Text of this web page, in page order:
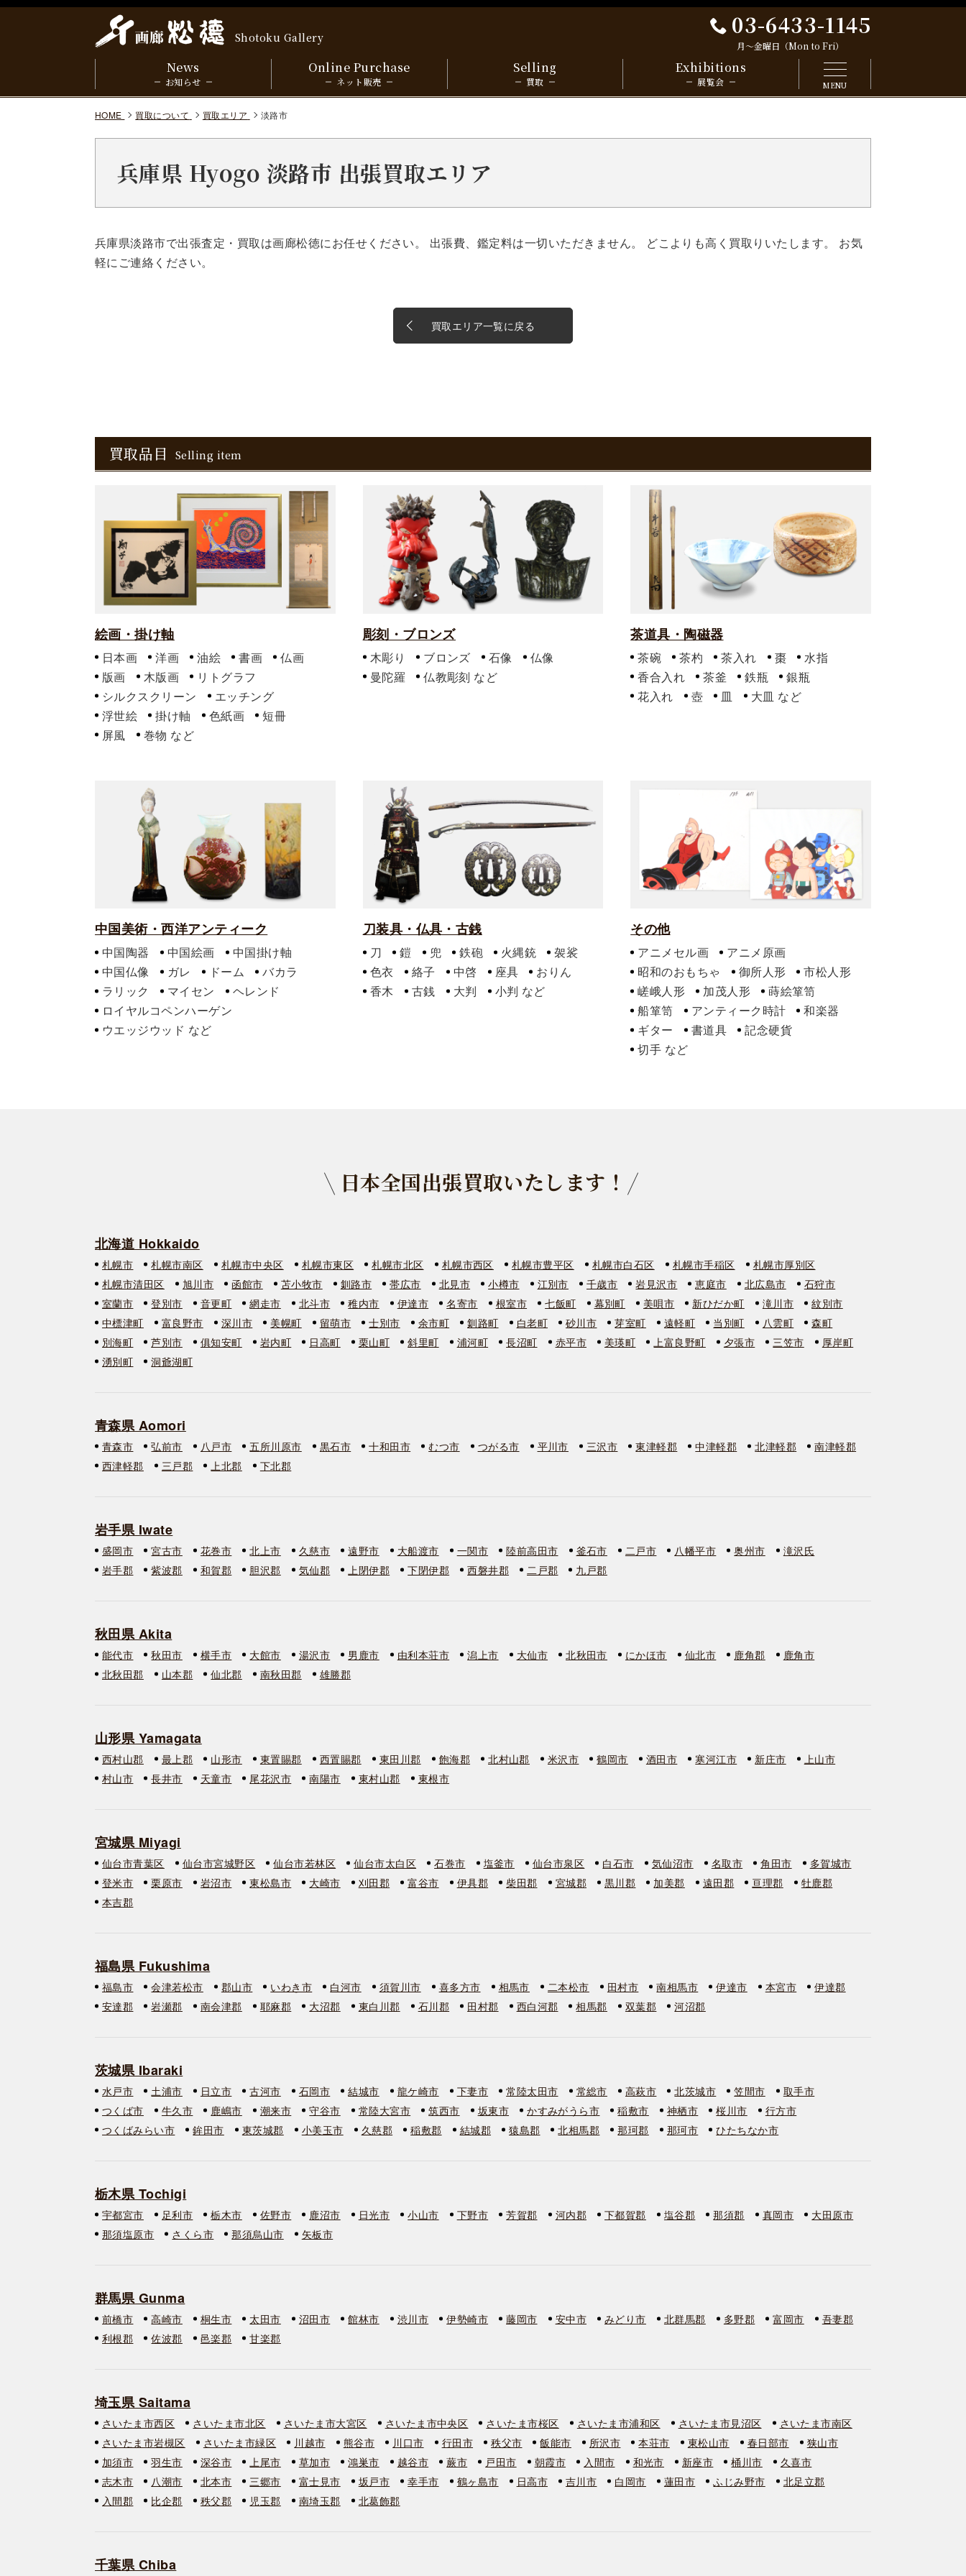
Shotoku Gallery 03-6433-1145
月～金曜日（Mon to Fri）
MENU
News
お知らせ
Online Purchase
ネット販売
Selling
買取
Exhibitions
展覧会
HOME 買取について 買取エリア 淡路市
兵庫県 Hyogo 淡路市 出張買取エリア
兵庫県淡路市で出張査定・買取は画廊松徳にお任せください。 出張費、鑑定料は一切いただきません。 どこよりも高く買取りいたします。 お気
軽にご連絡ください。
買取エリア一覧に戻る
買取品目 Selling item
絵画・掛け軸
日本画 洋画 油絵 書画
仏画
版画
木版画
リトグラフ
シルクスクリーン
エッチング
浮世絵
掛け軸 色紙画
短冊
屏風
巻物
彫刻・ブロンズ
木彫り ブロンズ 石像
仏像
曼陀羅
仏教彫刻
茶道具・陶磁器
茶碗 茶杓 茶入れ 棗
水指
香合入れ
茶釜 鉄瓶
銀瓶
花入れ
壺 皿 大皿
中国美術・西洋アンティーク
中国陶器 中国絵画
中国掛け軸
中国仏像
ガレ ドーム
バカラ
ラリック
マイセン
ヘレンド
ロイヤルコペンハーゲン
ウエッジウッド
刀装具・仏具・古銭
刀 鎧 兜 鉄砲 火縄銃
袈裟
色衣
絡子 中啓 座具
おりん
香木
古銭 大判 小判
その他
アニメセル画
アニメ原画
昭和のおもちゃ
御所人形
市松人形
嵯峨人形
加茂人形
蒔絵箪笥
船箪笥
アンティーク時計
和楽器
ギター
書道具
記念硬貨
切手
日本全国出張買取いたします！
北海道 Hokkaido
札幌市 札幌市南区 札幌市中央区 札幌市東区 札幌市北区 札幌市西区 札幌市豊平区 札幌市白石区 札幌市手稲区
札幌市厚別区
札幌市清田区
旭川市 函館市 苫小牧市 釧路市 帯広市 北見市 小樽市 江別市 千歳市 岩見沢市 恵庭市 北広島市
石狩市
室蘭市
登別市 音更町 網走市 北斗市 稚内市 伊達市 名寄市 根室市 七飯町 幕別町 美唄市 新ひだか町 滝川市
紋別市
中標津町
富良野市 深川市 美幌町 留萌市 士別市 余市町 釧路町 白老町 砂川市 芽室町 遠軽町 当別町 八雲町
森町
別海町
芦別市 俱知安町 岩内町 日高町 栗山町 斜里町 浦河町 長沼町 赤平市 美瑛町 上富良野町 夕張市 三笠市
厚岸町
湧別町
洞爺湖町
青森県 Aomori
青森市 弘前市 八戸市 五所川原市 黒石市 十和田市 むつ市 つがる市 平川市 三沢市 東津軽郡 中津軽郡 北津軽郡
南津軽郡
西津軽郡
三戸郡 上北郡 下北郡
岩手県 Iwate
盛岡市 宮古市 花巻市 北上市 久慈市 遠野市 大船渡市 一関市 陸前高田市 釜石市 二戸市 八幡平市 奥州市
滝沢氏
岩手郡
紫波郡 和賀郡 胆沢郡 気仙郡 上閉伊郡 下閉伊郡 西磐井郡 二戸郡 九戸郡
秋田県 Akita
能代市 秋田市 横手市 大館市 湯沢市 男鹿市 由利本荘市 潟上市 大仙市 北秋田市 にかほ市 仙北市 鹿角郡
鹿角市
北秋田郡
山本郡 仙北郡 南秋田郡 雄勝郡
山形県 Yamagata
西村山郡 最上郡 山形市 東置賜郡 西置賜郡 東田川郡 飽海郡 北村山郡 米沢市 鶴岡市 酒田市 寒河江市 新庄市
上山市
村山市
長井市 天童市 尾花沢市 南陽市 東村山郡 東根市
宮城県 Miyagi
仙台市青葉区 仙台市宮城野区 仙台市若林区 仙台市太白区 石巻市 塩釜市 仙台市泉区 白石市 気仙沼市 名取市 角田市
多賀城市
登米市
栗原市 岩沼市 東松島市 大崎市 刈田郡 富谷市 伊具郡 柴田郡 宮城郡 黒川郡 加美郡 遠田郡 亘理郡
牡鹿郡
本吉郡
福島県 Fukushima
福島市 会津若松市 郡山市 いわき市 白河市 須賀川市 喜多方市 相馬市 二本松市 田村市 南相馬市 伊達市 本宮市
伊達郡
安達郡
岩瀬郡 南会津郡 耶麻郡 大沼郡 東白川郡 石川郡 田村郡 西白河郡 相馬郡 双葉郡 河沼郡
茨城県 Ibaraki
水戸市 土浦市 日立市 古河市 石岡市 結城市 龍ケ崎市 下妻市 常陸太田市 常総市 高萩市 北茨城市 笠間市
取手市
つくば市
牛久市 鹿嶋市 潮来市 守谷市 常陸大宮市 筑西市 坂東市 かすみがうら市 稲敷市 神栖市 桜川市
行方市
つくばみらい市
鉾田市 東茨城郡 小美玉市 久慈郡 稲敷郡 結城郡 猿島郡 北相馬郡 那珂郡 那珂市 ひたちなか市
栃木県 Tochigi
宇都宮市 足利市 栃木市 佐野市 鹿沼市 日光市 小山市 下野市 芳賀郡 河内郡 下都賀郡 塩谷郡 那須郡 真岡市
大田原市
那須塩原市
さくら市 那須烏山市 矢板市
群馬県 Gunma
前橋市 高崎市 桐生市 太田市 沼田市 館林市 渋川市 伊勢崎市 藤岡市 安中市 みどり市 北群馬郡 多野郡 富岡市
吾妻郡
利根郡
佐波郡 邑楽郡 甘楽郡
埼玉県 Saitama
さいたま市西区 さいたま市北区 さいたま市大宮区 さいたま市中央区 さいたま市桜区 さいたま市浦和区 さいたま市見沼区
さいたま市南区
さいたま市岩槻区
さいたま市緑区 川越市 熊谷市 川口市 行田市 秩父市 飯能市 所沢市 本荘市 東松山市 春日部市
狭山市
加須市
羽生市 深谷市 上尾市 草加市 鴻巣市 越谷市 蕨市 戸田市 朝霞市 入間市 和光市 新座市 桶川市
久喜市
志木市
八潮市 北本市 三郷市 富士見市 坂戸市 幸手市 鶴ヶ島市 日高市 吉川市 白岡市 蓮田市 ふじみ野市
北足立郡
入間郡
比企郡 秩父郡 児玉郡 南埼玉郡 北葛飾郡
千葉県 Chiba